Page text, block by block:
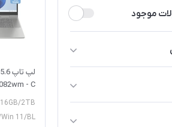
موجود
- C
2TB
11/BL